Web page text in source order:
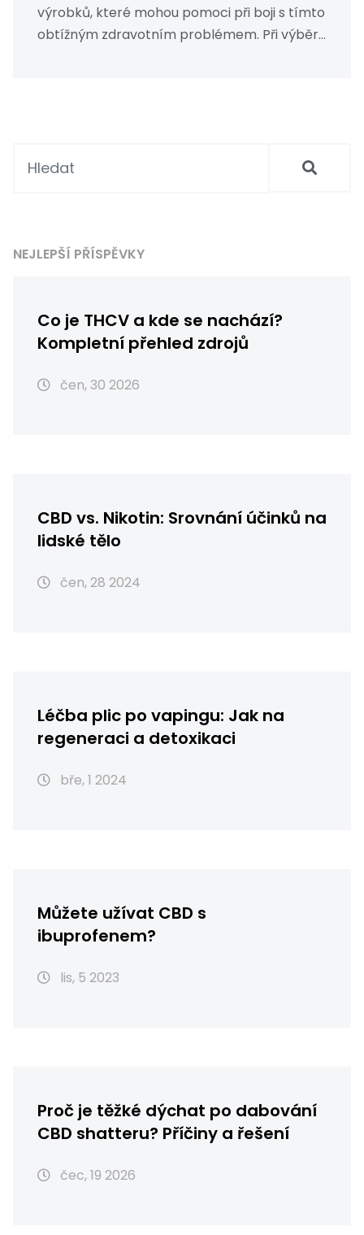
výrobků, které mohou pomoci při boji s tímto
obtížným zdravotním problémem. Při výběru
ten nejlepší produkt. Pojďme na to mí
NEJLEPŠÍ PŘÍSPĚVKY
Co je THCV a kde se nachází?
Kompletní přehled zdrojů
čen, 30 2026
CBD vs. Nikotin: Srovnání účinků na
lidské tělo
čen, 28 2024
Léčba plic po vapingu: Jak na
regeneraci a detoxikaci
bře, 1 2024
Můžete užívat CBD s
ibuprofenem?
lis, 5 2023
Proč je těžké dýchat po dabování
CBD shatteru? Příčiny a řešení
čec, 19 2026